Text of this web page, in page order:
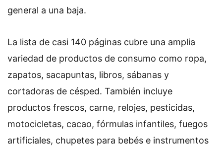
general a una baja.
La lista de casi 140 páginas cubre una amplia
variedad de productos de consumo como ropa,
zapatos, sacapuntas, libros, sábanas y
cortadoras de césped. También incluye
productos frescos, carne, relojes, pesticidas,
motocicletas, cacao, fórmulas infantiles, fuegos
artificiales, chupetes para bebés e instrumentos